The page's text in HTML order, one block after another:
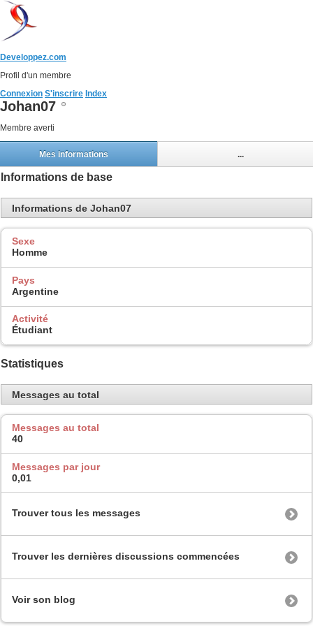
Developpez.com
Profil d'un membre
Connexion S'inscrire Index
Johan07
Membre averti
Mes informations ...
Informations de base
Informations de Johan07
Sexe
Homme
Pays
Argentine
Activité
Étudiant
Statistiques
Messages au total
Messages au total
40
Messages par jour
0,01
Trouver tous les messages
Trouver les dernières discussions commencées
Voir son blog